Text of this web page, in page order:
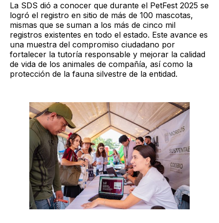
La SDS dió a conocer que durante el PetFest 2025 se
logró el registro en sitio de más de 100 mascotas,
mismas que se suman a los más de cinco mil
registros existentes en todo el estado. Este avance es
una muestra del compromiso ciudadano por
fortalecer la tutoría responsable y mejorar la calidad
de vida de los animales de compañía, así como la
protección de la fauna silvestre de la entidad.